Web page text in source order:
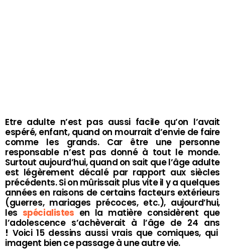
Etre adulte n’est pas aussi facile qu’on l’avait
espéré, enfant, quand on mourrait d’envie de faire
comme les grands. Car être une personne
responsable n’est pas donné à tout le monde.
Surtout aujourd’hui, quand on sait que l’âge adulte
est légèrement décalé par rapport aux siècles
précédents. Si on mûrissait plus vite il y a quelques
années en raisons de certains facteurs extérieurs
(guerres, mariages précoces, etc.), aujourd’hui,
les spécialistes en la matière considèrent que
l’adolescence s’achèverait à l’âge de 24 ans
! Voici 15 dessins aussi vrais que comiques, qui
imagent bien ce passage à une autre vie.